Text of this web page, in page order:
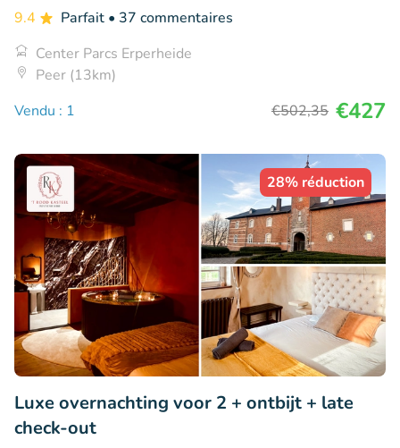
9.4 Parfait • 37 commentaires
Center Parcs Erperheide
Peer (13km)
Vendu : 1
€502,35 €427
28% réduction
Luxe overnachting voor 2 + ontbijt + late
check-out